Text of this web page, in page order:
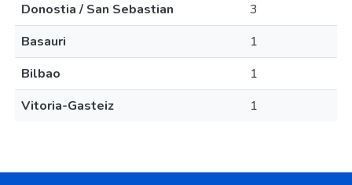
Donostia / San Sebastian
3
Basauri
1
Bilbao
1
Vitoria-Gasteiz
1